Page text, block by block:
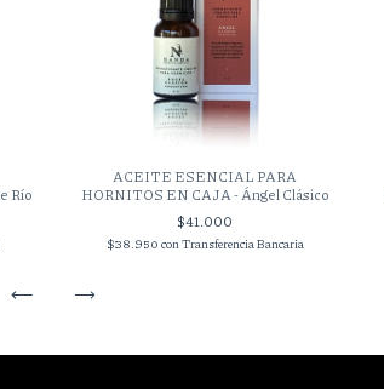
Río
ACEITE ESENCIAL PARA
HORNITOS EN CAJA - Ángel Clásico
$41.000
$38.950 con Transferencia Bancaria